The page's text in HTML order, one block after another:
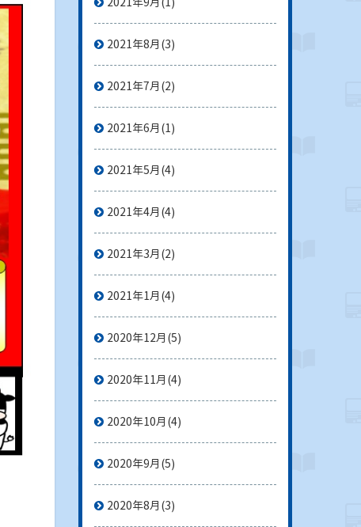
2021年8月 (3)
2021年7月 (2)
2021年6月 (1)
2021年5月 (4)
2021年4月 (4)
2021年3月 (2)
2021年1月 (4)
2020年12月 (5)
2020年11月 (4)
2020年10月 (4)
2020年9月 (5)
2020年8月 (3)